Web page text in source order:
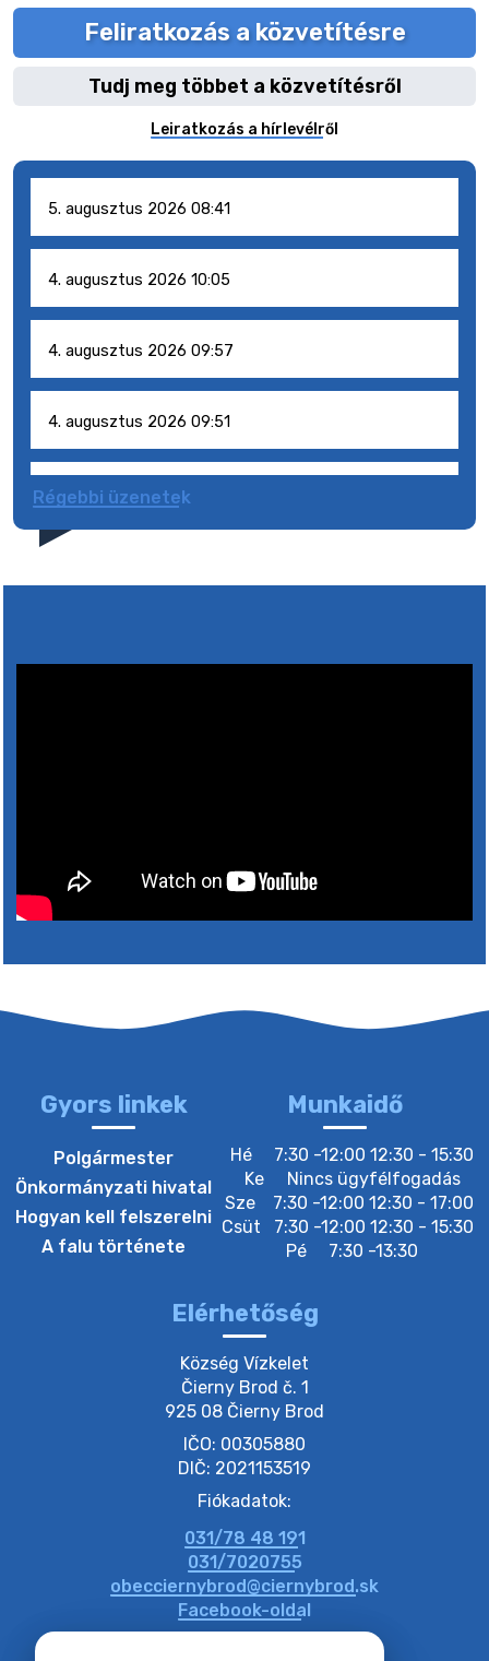
Feliratkozás a közvetítésre
Tudj meg többet a közvetítésről
Leiratkozás a hírlevélről
5. augusztus 2026 08:41
4. augusztus 2026 10:05
4. augusztus 2026 09:57
4. augusztus 2026 09:51
4. augusztus 2026 09:48
2. augusztus 2026 15:30
20. július 2026 12:40
20. július 2026 12:38
20. július 2026 11:51
20. július 2026 11:31
Régebbi üzenetek
Gyors linkek
Polgármester
Önkormányzati hivatal
Hogyan kell felszerelni
A falu története
Munkaidő
Hé
7:30 -12:00 12:30 - 15:30
Ke
Nincs ügyfélfogadás
Sze
7:30 -12:00 12:30 - 17:00
Csüt
7:30 -12:00 12:30 - 15:30
Pé
7:30 -13:30
Elérhetőség
Község Vízkelet
Čierny Brod č. 1
925 08 Čierny Brod
IČO: 00305880
DIČ: 2021153519
Fiókadatok:
031/78 48 191
031/7020755
obecciernybrod@ciernybrod.sk
Facebook-oldal